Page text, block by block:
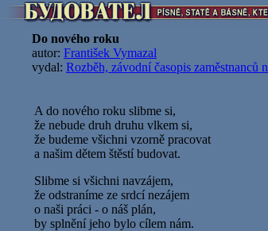
Do nového roku
autor: František Vymazal
vydal: Rozběh, závodní časopis zaměstnanců
A do nového roku slibme si,
že nebude druh druhu vlkem si,
že budeme všichni vzorně pracovat
a našim dětem štěstí budovat.
Slibme si všichni navzájem,
že odstraníme ze srdcí nezájem
o naši práci - o náš plán,
by splnění jeho bylo cílem nám.